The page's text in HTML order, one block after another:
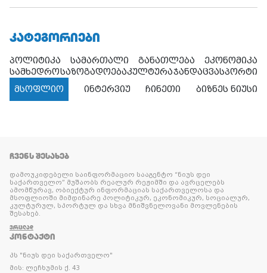
ᲙᲐᲢᲔᲒᲝᲠᲘᲔᲑᲘ
პოლიტიკა სამართალი განათლება
ეკონომიკა
სამხედროსაზოგადოებაკულტურაჯანდაცვასპორტი
მსოფლიო
ინტერვიუ ჩინეთი ბიზნეს ნიუსი
ᲩᲕᲔᲜᲡ ᲨᲔᲡᲐᲮᲔᲑ
დამოუკიდებელი საინფორმაციო სააგენტო “ნიუს დეი
საქართველო” მუშაობს რეალურ რეჟიმში და ავრცელებს
ამომწურავ, ობიექტურ ინფორმაციას საქართველოსა და
მსოფლიოში მიმდინარე პოლიტიკურ, ეკონომიკურ, სოციალურ,
კულტურულ, სპორტულ და სხვა მნიშვნელოვანი მოვლენების
შესახებ.
ᲕᲠᲪᲚᲐᲓ
ᲙᲝᲜᲢᲐᲥᲢᲘ
პს "ნიუს დეი საქართველო"
მის: ლეჩხუმის ქ. 43